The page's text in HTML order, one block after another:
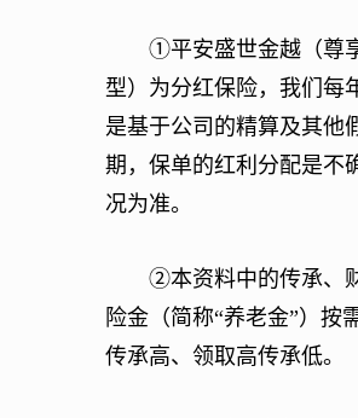
①平安盛世金越（尊享
型）为分红保险，我们每
是基于公司的精算及其他
期，保单的红利分配是不
况为准。
②本资料中的传承、财
险金（简称“养老金”）
传承高、领取高传承低。